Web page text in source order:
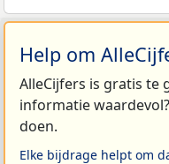
Help om
AlleCijfers is gratis te
informatie
doen.
Elke bijdrage helpt om